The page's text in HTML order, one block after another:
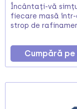
Încântați-vă
fiecare masă
strop de
Cumpără